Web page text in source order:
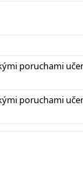
poruchami
poruchami